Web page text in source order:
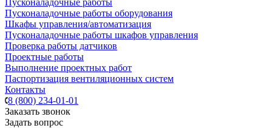
Пусконаладочные работы
Пусконаладочные работы оборудования
Шкафы управления/автоматизация
Пусконаладочные работы шкафов управления
Проверка работы датчиков
Проектные работы
Выполнение проектных работ
Паспортизация вентиляционных систем
Контакты
8 (800) 234-01-01
Заказать звонок
Задать вопрос